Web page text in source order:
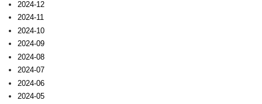
2024-12
2024-11
2024-10
2024-09
2024-08
2024-07
2024-06
2024-05